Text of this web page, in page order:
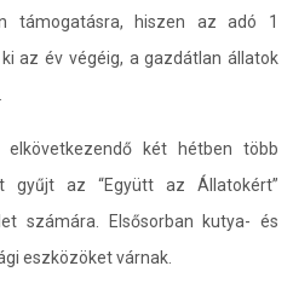
támogatásra, hiszen az adó 1
az év végéig, a gazdátlan állatok
két hétben több
gyűjt az “Együtt az Állatokért”
számára. Elsősorban kutya- és
eszközöket várnak.